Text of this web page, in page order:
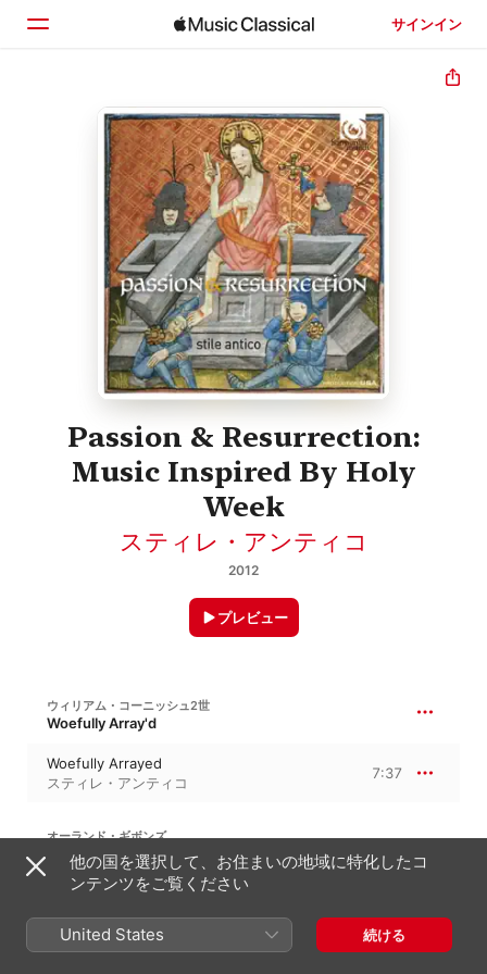
サインイン
ホーム
見つける
Passion & Resurrection:
Music Inspired By Holy
Week
スティレ・アンティコ
2012
プレビュー
ウィリアム・コーニッシュ2世
Woefully Array'd
Woefully Arrayed
スティレ・アンティコ
7:37
オーランド・ギボンズ
ダビデの子に栄あれ
Hosanna to the Son of David
スティレ・アンティコ
他の国を選択して、お住まいの地域に特化したコ
ンテンツをご覧ください
United States 続ける